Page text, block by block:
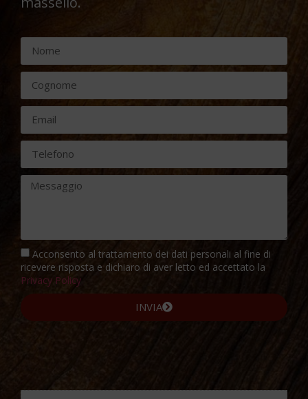
Acconsento al trattamento dei dati personali al fine di
ricevere risposta e dichiaro di aver letto ed accettato la
Privacy Policy
INVIA